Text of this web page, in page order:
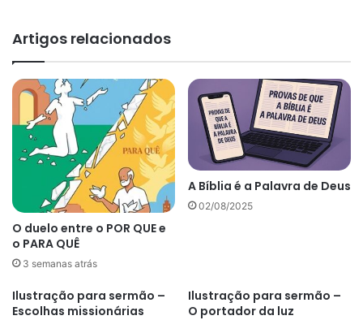
Artigos relacionados
O duelo entre o POR QUE e
o PARA QUÊ
3 semanas atrás
A Bíblia é a Palavra de Deus
02/08/2025
Ilustração para sermão –
Escolhas missionárias
Ilustração para sermão –
O portador da luz